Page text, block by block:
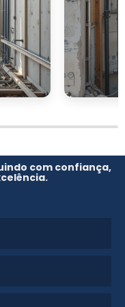
atente-se às
pelo
de instalação
um plano de
não fique na
com confiança,